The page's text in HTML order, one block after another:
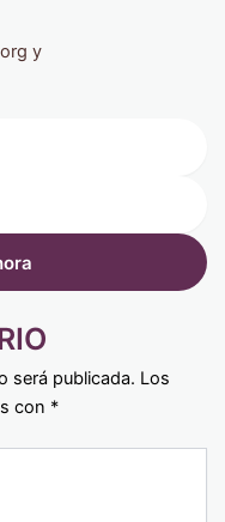
y
será publicada. Los
con *